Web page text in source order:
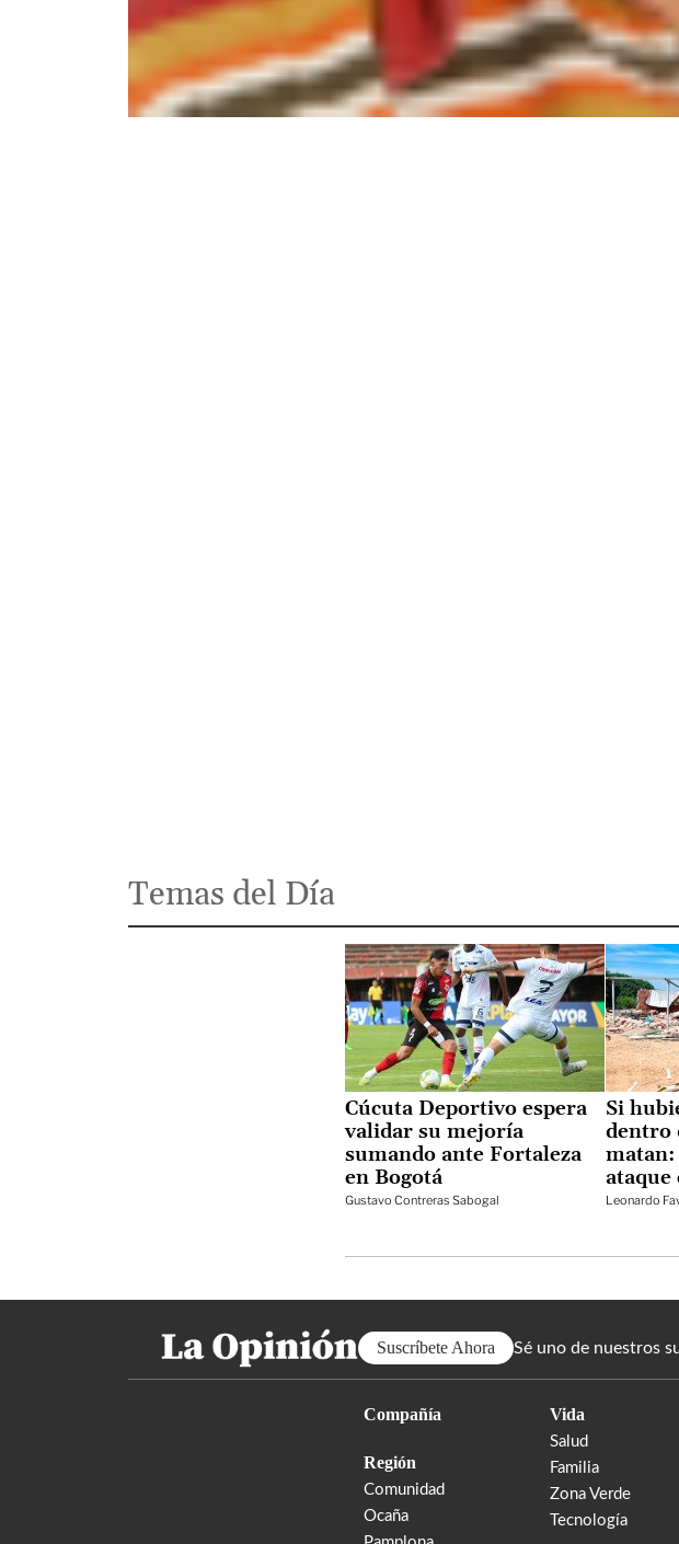
Temas del Día
Cúcuta Deportivo espera
validar su mejoría
sumando ante Fortaleza
en Bogotá
Gustavo Contreras Sabogal
Si
dentro
ataque
Leonardo
Suscríbete Ahora Sé uno de nuestros
Compañía
Región
Comunidad
Ocaña
Vida
Salud
Familia
Zona Verde
Tecnología